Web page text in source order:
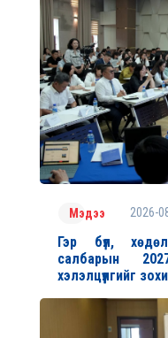
Мэдээ 2026-
Гэр бүл,
салбарын
хэлэлцүүлгийг